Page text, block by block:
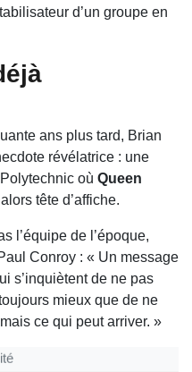
d’un groupe en
ans plus tard, Brian
révélatrice : une
où Queen
tête d’affiche.
l’équipe de l’époque,
Conroy : « Un message
s’inquiètent de ne pas
mieux que de ne
ce qui peut arriver. »